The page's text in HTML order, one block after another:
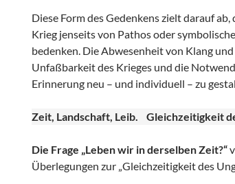
Diese Form des Gedenkens zielt darauf ab,
Krieg jenseits von Pathos oder
bedenken. Die Abwesenheit von Klang
Unfaßbarkeit des Krieges und die
Erinnerung neu – und individuell – zu
Zeit, Landschaft, Leib. Gleichzeitigkeit
Die Frage „Leben wir in derselben Zeit?“
Überlegungen zur „Gleichzeitigkeit des